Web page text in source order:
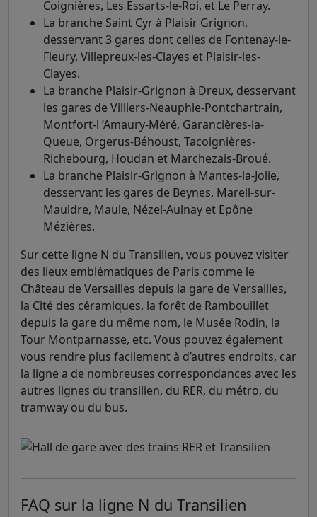
Coignières, Les Essarts-le-Roi, et Le Perray.
La branche Saint Cyr à Plaisir Grignon,
desservant 3 gares dont celles de Fontenay-le-
Fleury, Villepreux-les-Clayes et Plaisir-les-
Clayes.
La branche Plaisir-Grignon à Dreux, desservant
les gares de Villiers-Neauphle-Pontchartrain,
Montfort-l ’Amaury-Méré, Garancières-la-
Queue, Orgerus-Béhoust, Tacoignières-
Richebourg, Houdan et Marchezais-Broué.
La branche Plaisir-Grignon à Mantes-la-Jolie,
desservant les gares de Beynes, Mareil-sur-
Mauldre, Maule, Nézel-Aulnay et Epône
Mézières.
Sur cette ligne N du Transilien, vous pouvez visiter
des lieux emblématiques de Paris comme le
Château de Versailles depuis la gare de Versailles,
la Cité des céramiques, la forêt de Rambouillet
depuis la gare du même nom, le Musée Rodin, la
Tour Montparnasse, etc. Vous pouvez également
vous rendre plus facilement à d’autres endroits, car
la ligne a de nombreuses correspondances avec les
autres lignes du transilien, du RER, du métro, du
tramway ou du bus.
FAQ sur la ligne N du Transilien